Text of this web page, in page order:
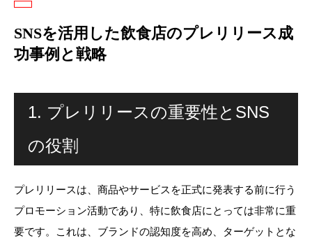
SNSを活用した飲食店のプレリリース成
功事例と戦略
1. プレリリースの重要性とSNS
の役割
プレリリースは、商品やサービスを正式に発表する前に行う
プロモーション活動であり、特に飲食店にとっては非常に重
要です。これは、ブランドの認知度を高め、ターゲットとな